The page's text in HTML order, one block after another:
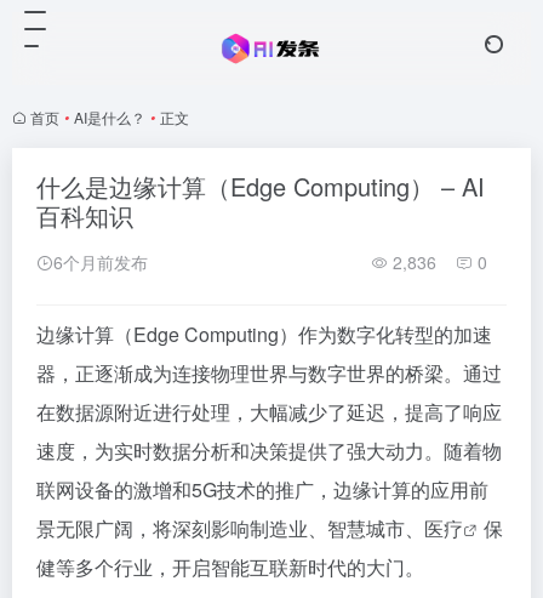
首页 • AI是什么？ • 正文
什么是边缘计算（Edge Computing） – AI
百科知识
6个月前发布 2,836 0
边缘计算（Edge Computing）作为数字化转型的加速
器，正逐渐成为连接物理世界与数字世界的桥梁。通过
在数据源附近进行处理，大幅减少了延迟，提高了响应
速度，为实时数据分析和决策提供了强大动力。随着物
联网设备的激增和5G技术的推广，边缘计算的应用前
景无限广阔，将深刻影响制造业、智慧城市、 医疗
保
健等多个行业，开启智能互联新时代的大门。